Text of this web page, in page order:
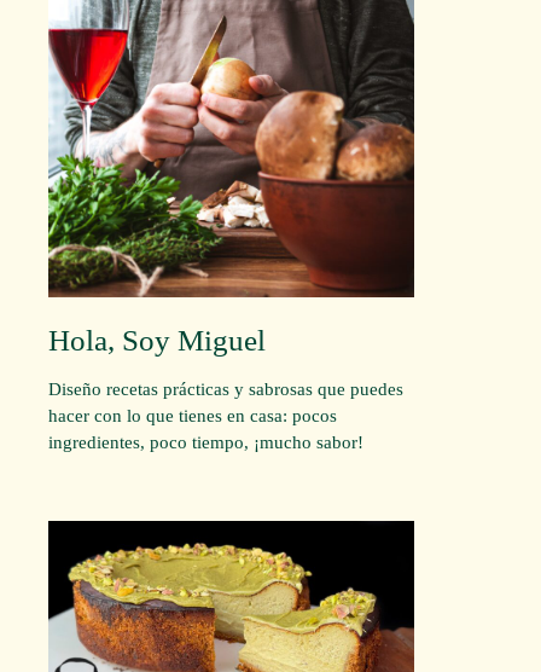
Hola, Soy Miguel
Diseño recetas prácticas y sabrosas que puedes
hacer con lo que tienes en casa: pocos
ingredientes, poco tiempo, ¡mucho sabor!